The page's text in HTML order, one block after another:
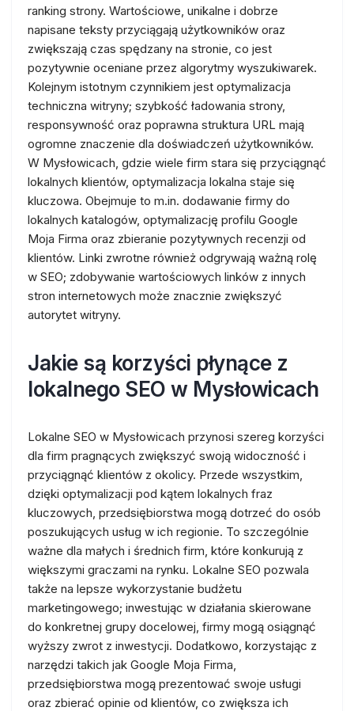
ranking strony. Wartościowe, unikalne i dobrze
napisane teksty przyciągają użytkowników oraz
zwiększają czas spędzany na stronie, co jest
pozytywnie oceniane przez algorytmy wyszukiwarek.
Kolejnym istotnym czynnikiem jest optymalizacja
techniczna witryny; szybkość ładowania strony,
responsywność oraz poprawna struktura URL mają
ogromne znaczenie dla doświadczeń użytkowników.
W Mysłowicach, gdzie wiele firm stara się przyciągnąć
lokalnych klientów, optymalizacja lokalna staje się
kluczowa. Obejmuje to m.in. dodawanie firmy do
lokalnych katalogów, optymalizację profilu Google
Moja Firma oraz zbieranie pozytywnych recenzji od
klientów. Linki zwrotne również odgrywają ważną rolę
w SEO; zdobywanie wartościowych linków z innych
stron internetowych może znacznie zwiększyć
autorytet witryny.
Jakie są korzyści płynące z
lokalnego SEO w Mysłowicach
Lokalne SEO w Mysłowicach przynosi szereg korzyści
dla firm pragnących zwiększyć swoją widoczność i
przyciągnąć klientów z okolicy. Przede wszystkim,
dzięki optymalizacji pod kątem lokalnych fraz
kluczowych, przedsiębiorstwa mogą dotrzeć do osób
poszukujących usług w ich regionie. To szczególnie
ważne dla małych i średnich firm, które konkurują z
większymi graczami na rynku. Lokalne SEO pozwala
także na lepsze wykorzystanie budżetu
marketingowego; inwestując w działania skierowane
do konkretnej grupy docelowej, firmy mogą osiągnąć
wyższy zwrot z inwestycji. Dodatkowo, korzystając z
narzędzi takich jak Google Moja Firma,
przedsiębiorstwa mogą prezentować swoje usługi
oraz zbierać opinie od klientów, co zwiększa ich